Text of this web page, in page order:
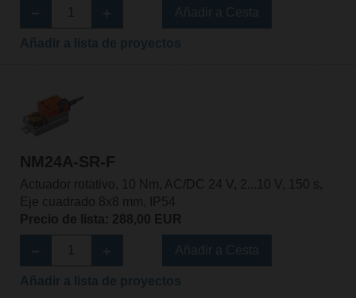
NM24A-SR-F
Actuador rotativo, 10 Nm, AC/DC 24 V, 2...10 V, 150 s,
Eje cuadrado 8x8 mm, IP54
Precio de lista: 288,00 EUR